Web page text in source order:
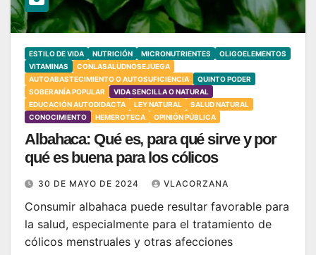
ESTILO DE VIDA NUTRICIÓN MICRONUTRIENTES
OLIGOELEMENTOS
VITAMINAS
CONLASALUDNOSEJUEGA
AUTOABASTECIMIENTO O AUTOSUFICIENCIA
QUINTO PODER
SOBERANÍA POPULAR
VIDA SENCILLA O NATURAL
EDUCACIÓN AUTODIDACTA
LEY NATURAL
SALUD NATURAL
CONOCIMIENTO
HEMEROTECA OPINIÓN PÚBLICA
Albahaca: Qué es, para qué sirve y por
qué es buena para los cólicos
30 DE MAYO DE 2024 VLACORZANA
Consumir albahaca puede resultar favorable para
la salud, especialmente para el tratamiento de
cólicos menstruales y otras afecciones